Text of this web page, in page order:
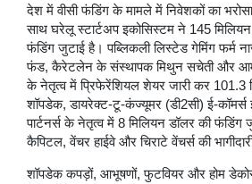
देश में वीसी फंडिंग के मामले में निवेशकों का
साथ घरेलू स्टार्टअप इकोसिस्टम ने 145
फंडिंग जुटाई है। पब्लिकली लिस्टेड गेमिंग फर्म
फंड, कैरेटलेन के संस्थापक मिथुन सचेती और
के नेतृत्व में प्रिफेरेंशियल शेयर जारी कर 101.3
शॉपडेक, डायरेक्ट-टू-कंज्यूमर (डी2सी) ई-
पार्टनर्स के नेतृत्व में 8 मिलियन डॉलर की
कैपिटल, वेंचर हाईवे और चिराटे वेंचर्स की
शॉपडेक कपड़ों, आभूषणों, फुटवियर और होम